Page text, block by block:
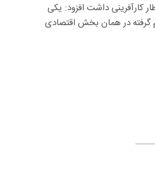
کارآفرینی داشت افزود: یکی
گرفته در همان بخش اقتصادی